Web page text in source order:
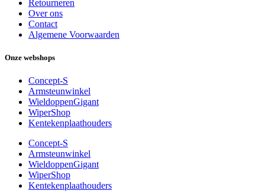
Retourneren
Over ons
Contact
Algemene Voorwaarden
Onze webshops
Concept-S
Armsteunwinkel
WieldoppenGigant
WiperShop
Kentekenplaathouders
Concept-S
Armsteunwinkel
WieldoppenGigant
WiperShop
Kentekenplaathouders